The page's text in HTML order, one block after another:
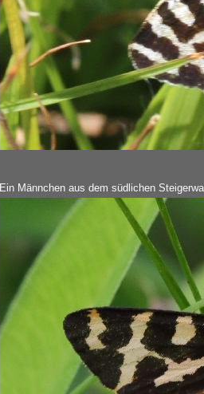
Ein Männchen aus dem südlichen